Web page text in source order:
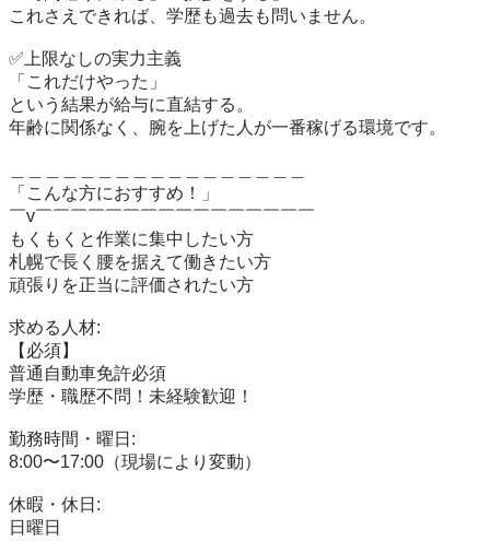
これさえできれば、学歴も過去も問いません。
✅上限なしの実力主義
「これだけやった」
という結果が給与に直結する。
年齢に関係なく、腕を上げた人が一番稼げる環境です。
「こんな方におすすめ！」
￣v￣￣￣￣￣￣￣￣￣￣￣￣￣￣￣￣
もくもくと作業に集中したい方
札幌で長く腰を据えて働きたい方
頑張りを正当に評価されたい方
求める人材:
【必須】
普通自動車免許必須
学歴・職歴不問！未経験歓迎！
勤務時間・曜日:
8:00〜17:00（現場により変動）
休暇・休日:
日曜日